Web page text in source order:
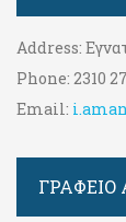
Address:
Phone: 2310
Email: